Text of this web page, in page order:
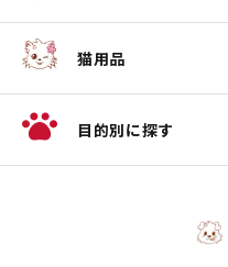
猫用品
目的別に探す